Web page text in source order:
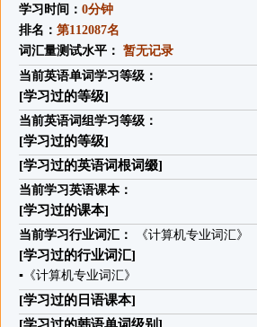
学习时间： 0分钟
排名： 第112087名
词汇量测试水平： 暂无记录
当前英语单词学习等级：
[学习过的等级]
当前英语词组学习等级：
[学习过的等级]
[学习过的英语词根词缀]
当前学习英语课本：
[学习过的课本]
当前学习行业词汇： 《计算机专业词汇》
[学习过的行业词汇]
▪ 《计算机专业词汇》
[学习过的日语课本]